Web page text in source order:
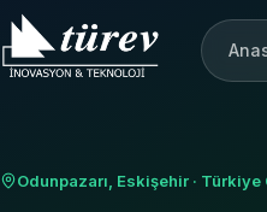
Odunpazarı, Eskişehir · Türkiye